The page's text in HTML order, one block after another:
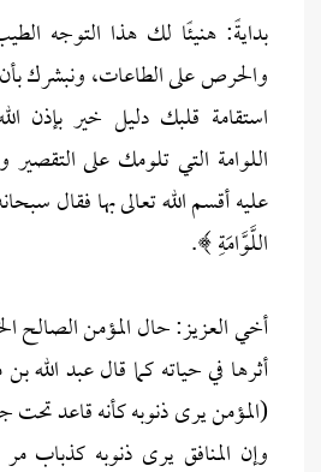
بدايةً: هنيئًا لك هذا التوجه
والحرص على الطاعات، ونبشرك
استقامة قلبك دليل خير بإذن
اللوامة التي تلومك على
عليه أقسم الله تعالى بها فقال
اللَّوَّامَةِ ﴾.
أخي العزيز: حال المؤمن الصالح
أثرها في حياته كما قال عبد الله
(المؤمن يرى ذنوبه كأنه قاعد تحت
وإن المنافق يرى ذنوبه كذباب